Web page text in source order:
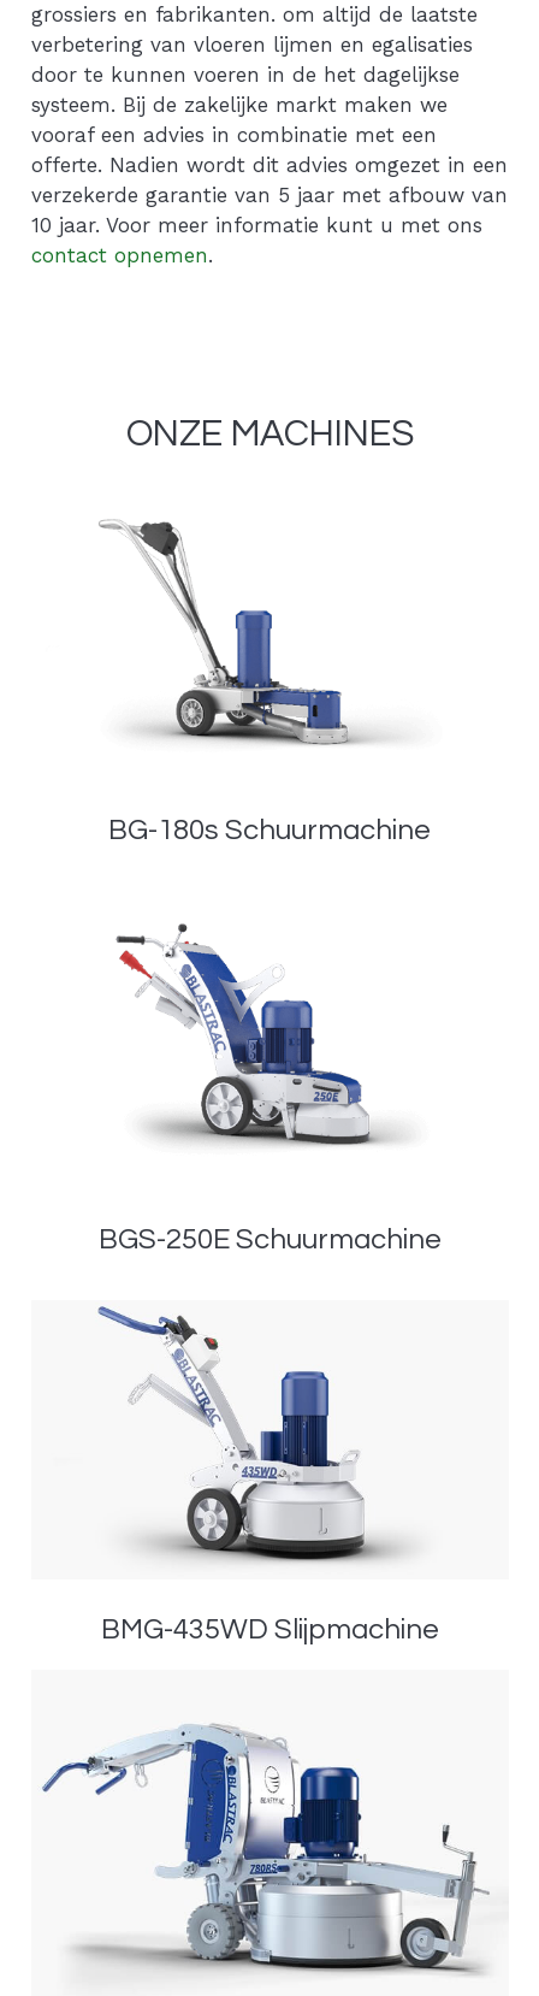
grossiers en fabrikanten. om altijd de laatste
verbetering van vloeren lijmen en egalisaties
door te kunnen voeren in de het dagelijkse
systeem. Bij de zakelijke markt maken we
vooraf een advies in combinatie met een
offerte. Nadien wordt dit advies omgezet in een
verzekerde garantie van 5 jaar met afbouw van
10 jaar. Voor meer informatie kunt u met ons
contact opnemen.
ONZE MACHINES
BG-180s Schuurmachine
BGS-250E Schuurmachine
BMG-435WD Slijpmachine